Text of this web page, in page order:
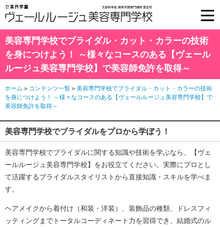
美容専門学校でブライダル・カット・カラーの技術
を身につけよう！
～様々なコースのある【ヴェール
ルージュ美容専門学校】で美容師免許を取得～
ホーム » コンテンツ一覧 » 美容専門学校でブライダル・カット・カラーの技術
を身につけよう！ ～様々なコースのある【ヴェールルージュ美容専門学校】で
美容師免許を取得～
美容専門学校でブライダルをプロから学ぼう！
美容専門学校でブライダルに関する知識や技術を学ぶなら、【ヴェ
ールルージュ美容専門学校】をお役立てください。実際にプロとし
て活躍するブライダルスタイリストから直接知識・スキルを学べま
す。
ヘアメイクから着付け（和装・洋装）、装飾品の種類、ドレスフィ
ッティングまでトータルコーディネート力を習得でき、結婚式のル